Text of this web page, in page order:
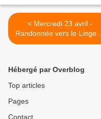
< Mercredi 23 avril -
Randonnée vers le Linge et
le Hohrodberg
Hébergé par Overblog
Top articles
Pages
Contact